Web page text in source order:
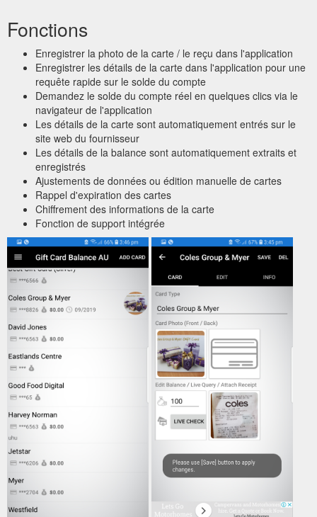
Fonctions
Enregistrer la photo de la carte / le reçu dans l'application
Enregistrer les détails de la carte dans l'application pour une
requête rapide sur le solde du compte
Demandez le solde du compte réel en quelques clics via le
navigateur de l'application
Les détails de la carte sont automatiquement entrés sur le
site web du fournisseur
Les détails de la balance sont automatiquement extraits et
enregistrés
Ajustements de données ou édition manuelle de cartes
Rappel d'expiration des cartes
Chiffrement des informations de la carte
Fonction de support intégrée